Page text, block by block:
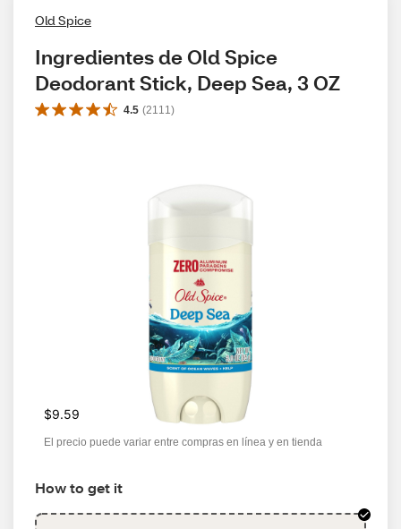
Old Spice
Ingredientes de Old Spice
Deodorant Stick, Deep Sea, 3 OZ
4.5 (2111 )
$9.59
El precio puede variar entre compras en línea y en tienda
How to get it